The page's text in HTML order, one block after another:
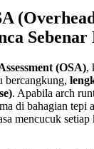
(OSA),
bercangkung,
. Apabila arch
di bahagian tepi
mencucuk setiap